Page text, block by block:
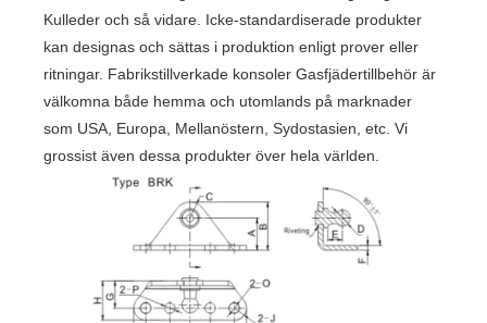
Kulleder och så vidare. Icke-standardiserade produkter
kan designas och sättas i produktion enligt prover eller
ritningar. Fabrikstillverkade konsoler Gasfjädertillbehör är
välkomna både hemma och utomlands på marknader
som USA, Europa, Mellanöstern, Sydostasien, etc. Vi
grossist även dessa produkter över hela världen.